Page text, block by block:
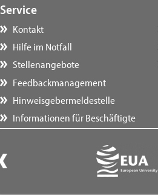
Service
Kontakt
Hilfe im Notfall
Stellenangebote
Feedbackmanagement
Hinweisgebermeldestelle
Informationen für Beschäftigte